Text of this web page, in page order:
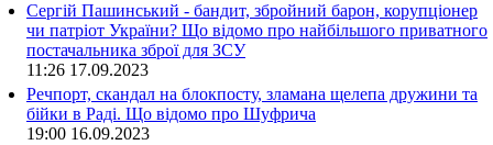
Сергій Пашинський - бандит, збройний барон, корупціонер
чи патріот України? Що відомо про найбільшого приватного
постачальника зброї для ЗСУ
11:26 17.09.2023
Речпорт, скандал на блокпосту, зламана щелепа дружини та
бійки в Раді. Що відомо про Шуфрича
19:00 16.09.2023